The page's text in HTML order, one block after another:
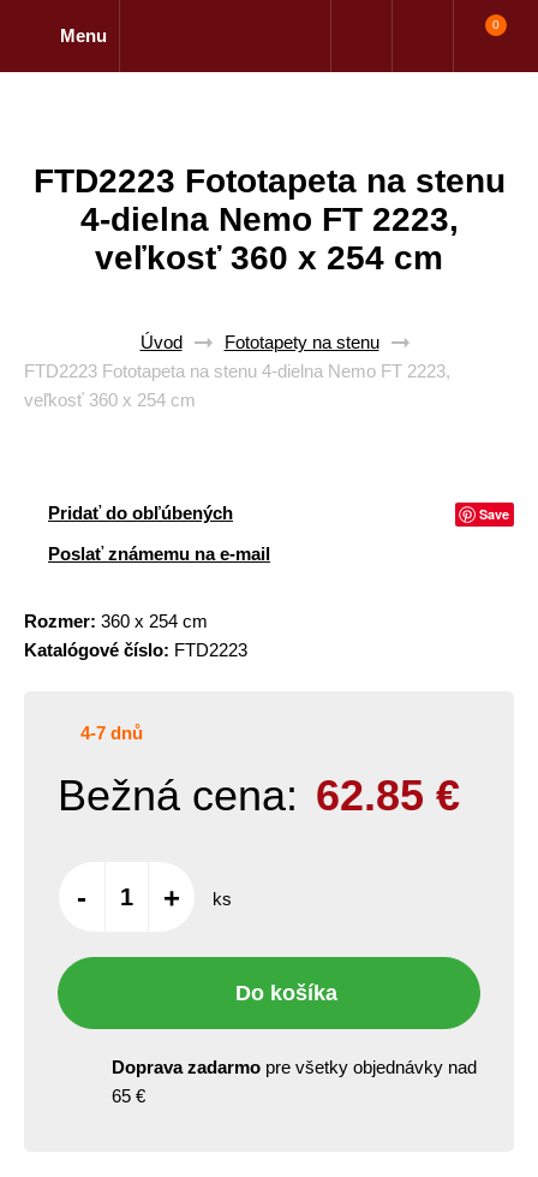
Menu
0
FTD2223 Fototapeta na stenu
4-dielna Nemo FT 2223,
veľkosť 360 x 254 cm
Úvod
Fototapety na stenu
FTD2223 Fototapeta na stenu 4-dielna Nemo FT 2223,
veľkosť 360 x 254 cm
Pridať do obľúbených Save
Poslať známemu na e-mail
Rozmer: 360 x 254 cm
Katalógové číslo: FTD2223
4-7 dnů
Bežná cena: 62.85 €
- + ks
Do košíka
Doprava zadarmo pre všetky objednávky nad
65 €